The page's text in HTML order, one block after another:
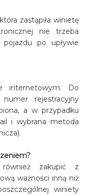
zastąpiła winietę
nie trzeba
po upływie
internetowym. Do
rejestracyjny
a w przypadku
i wybrana metoda
zakupić z
ważności inną niż
winiety